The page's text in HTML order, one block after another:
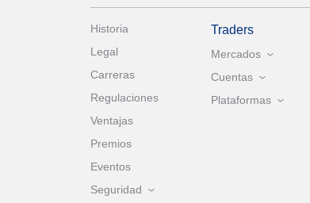
Historia
Legal
Carreras
Regulaciones
Ventajas
Premios
Eventos
Seguridad
Traders
Mercados
Cuentas
Plataformas